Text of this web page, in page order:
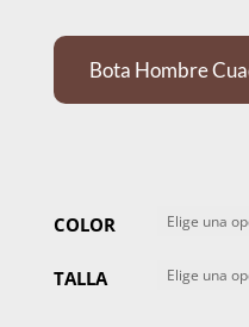
Bota Hombre
COLOR
TALLA